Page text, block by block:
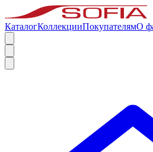
КаталогКоллекцииПокупателямО